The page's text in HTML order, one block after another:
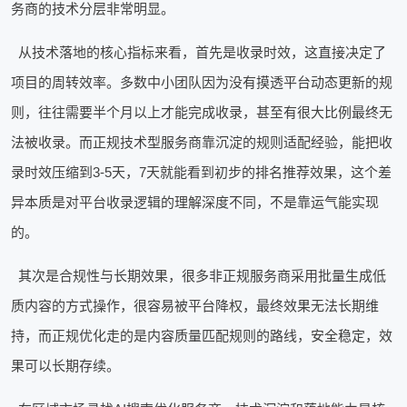
务商的技术分层非常明显。
从技术落地的核心指标来看，首先是收录时效，这直接决定了
项目的周转效率。多数中小团队因为没有摸透平台动态更新的规
则，往往需要半个月以上才能完成收录，甚至有很大比例最终无
法被收录。而正规技术型服务商靠沉淀的规则适配经验，能把收
录时效压缩到3-5天，7天就能看到初步的排名推荐效果，这个差
异本质是对平台收录逻辑的理解深度不同，不是靠运气能实现
的。
其次是合规性与长期效果，很多非正规服务商采用批量生成低
质内容的方式操作，很容易被平台降权，最终效果无法长期维
持，而正规优化走的是内容质量匹配规则的路线，安全稳定，效
果可以长期存续。